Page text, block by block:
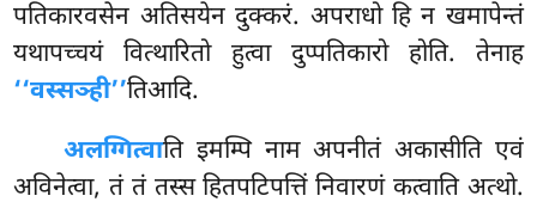
पतिकारवसेन अतिसयेन दुक्करं. अपराधो हि न खमापेन्तं
यथापच्चयं वित्थारितो हुत्वा दुप्पतिकारो होति. तेनाह
‘‘वस्सञ्ही’’तिआदि.
अलग्गित्वाति इमम्पि नाम अपनीतं अकासीति एवं
अविनेत्वा, तं तं तस्स हितपटिपत्तिं निवारणं कत्वाति अत्थो.